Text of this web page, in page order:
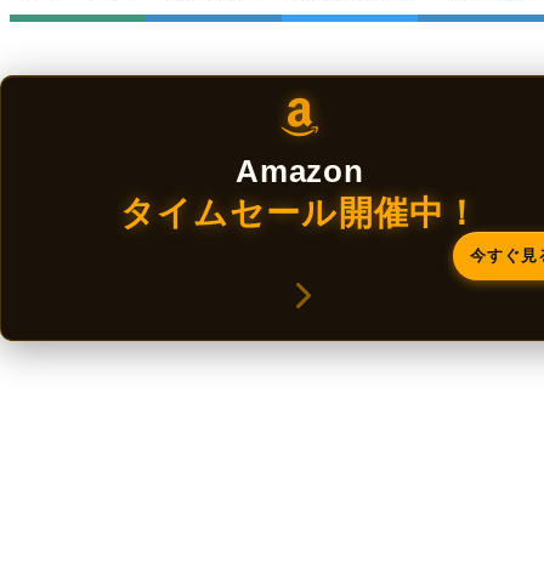
Amazon
タイムセール開催中！
今すぐ見